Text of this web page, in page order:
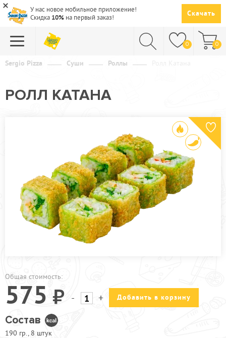
У нас новое мобильное приложение!
Скидка 10% на первый заказ! Скачать
0 0
СУШИ
ПАСТА
ГОРЯЧЕЕ
СУПЫ
НАПИТКИ
ДЕСЕРТЫ
ПРОЧЕЕ
Sergio Pizza Суши Роллы
РОЛЛ КАТАНА
Общая стоимость:
575 - + Добавить в корзину
Состав
190 гр., 8 штук